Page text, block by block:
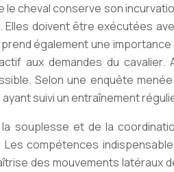
le cheval conserve son
doivent être exécutées
également une
aux demandes du cavalier.
Selon une enquête menée
suivi un entraînement
souplesse et de la
compétences
des mouvements latéraux